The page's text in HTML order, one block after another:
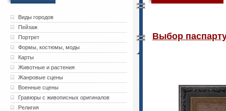
Виды городов
Пейзаж
Портрет
Формы, костюмы, моды
Карты
Животные и растения
Жанровые сцены
Военные сцены
Гравюры с живописных оригиналов
Религия
Выбор